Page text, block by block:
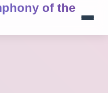
of the